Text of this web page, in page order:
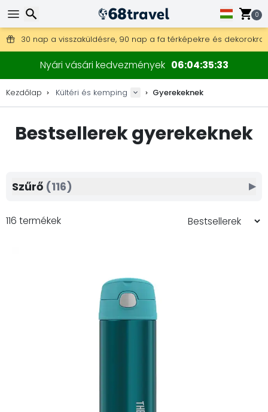
0
Ingyenes szállítás 25 000 Ft feletti megrendelés esetén.
30 nap a visszaküldésre, 90 nap a fa térképekre és dekorokra.
A legjobb árak outdoor felszerelésekre és kiegészítőkre.
Nyári vásári kedvezmények 06043531
Kezdőlap Kültéri és kemping Gyerekeknek
Bestsellerek gyerekeknek
116 termékek
Szűrő (116) ▶
Keresés
Keresés